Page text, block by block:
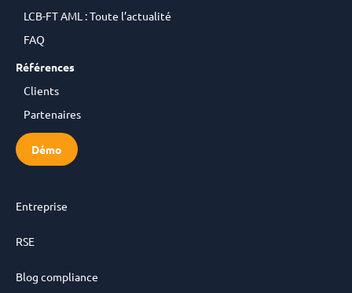
LCB-FT AML : Toute l’actualité
FAQ
Références
Clients
Partenaires
Démo
Entreprise
RSE
Blog compliance